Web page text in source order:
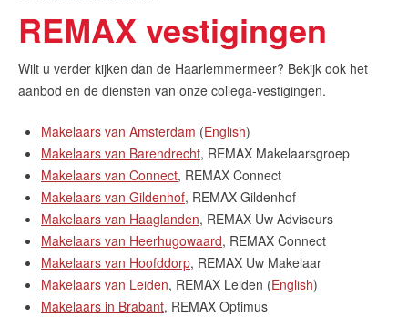
Onze voordelen
De grootste makelaarsorganisatie
Word jij onze nieuwe makelaar?
Onze verkochte woningen
Actuele woningmarktcijfers van de Haarlemmermeer
Onze partners
Ons landelijke netwerk
Ons aanbod
Ons team
REMAX vestigingen
Wilt u verder kijken dan de Haarlemmermeer? Bekijk ook het
aanbod en de diensten van onze collega-vestigingen.
Makelaars van Amsterdam (English)
Makelaars van Barendrecht, REMAX Makelaarsgroep
Makelaars van Connect, REMAX Connect
Makelaars van Gildenhof, REMAX Gildenhof
Makelaars van Haaglanden, REMAX Uw Adviseurs
Makelaars van Heerhugowaard, REMAX Connect
Makelaars van Hoofddorp, REMAX Uw Makelaar
Makelaars van Leiden, REMAX Leiden (English)
Makelaars in Brabant, REMAX Optimus